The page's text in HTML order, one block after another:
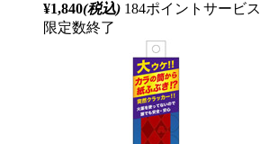
¥1,840(税込) 184ポイントサービス
限定数終了